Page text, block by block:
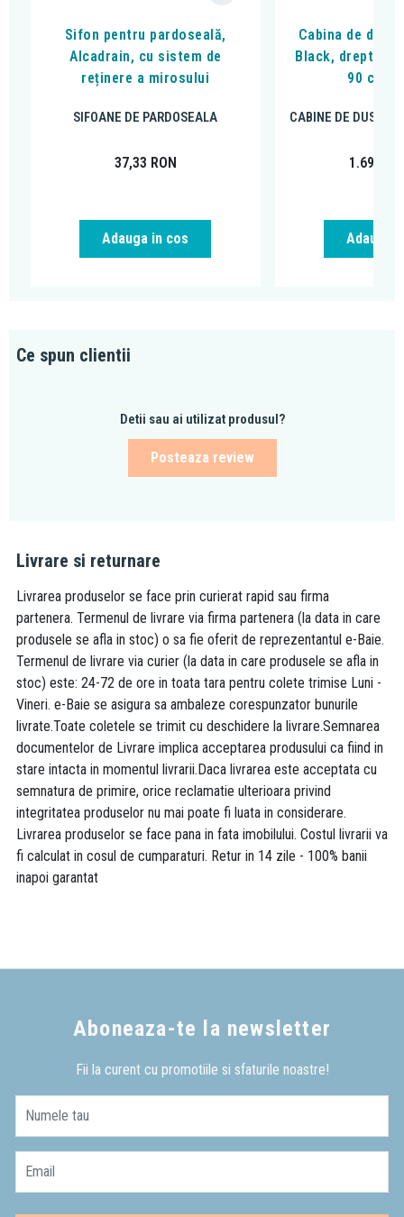
Sifon pentru pardoseală,
Alcadrain, cu sistem de
reținere a mirosului
SIFOANE DE PARDOSEALA
37,33 RON
Adauga in cos
Cabina de dus,
Black,
90 cm,
CABINE DE DUS
1.699,00
Adauga
Ce spun clientii
Detii sau ai utilizat produsul?
Posteaza review
Livrare si returnare
Livrarea produselor se face prin curierat rapid sau firma
partenera. Termenul de livrare via firma partenera (la data in care
produsele se afla in stoc) o sa fie oferit de reprezentantul e-Baie.
Termenul de livrare via curier (la data in care produsele se afla in
stoc) este: 24-72 de ore in toata tara pentru colete trimise Luni -
Vineri. e-Baie se asigura sa ambaleze corespunzator bunurile
livrate.Toate coletele se trimit cu deschidere la livrare.Semnarea
documentelor de Livrare implica acceptarea produsului ca fiind in
stare intacta in momentul livrarii.Daca livrarea este acceptata cu
semnatura de primire, orice reclamatie ulterioara privind
integritatea produselor nu mai poate fi luata in considerare.
Livrarea produselor se face pana in fata imobilului. Costul livrarii va
fi calculat in cosul de cumparaturi. Retur in 14 zile - 100% banii
inapoi garantat
Aboneaza-te la newsletter
Fii la curent cu promotiile si sfaturile noastre!
Numele tau
Email